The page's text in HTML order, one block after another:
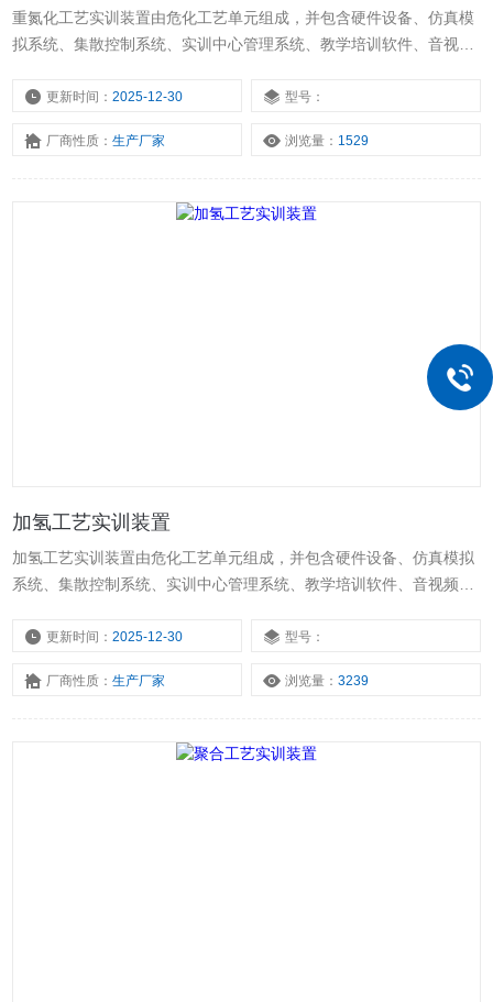
重氮化工艺实训装置由危化工艺单元组成，并包含硬件设备、仿真模
拟系统、集散控制系统、实训中心管理系统、教学培训软件、音视频
更新时间：2025-12-30 型号：
厂商性质：生产厂家 浏览量： 1529
加氢工艺实训装置
加氢工艺实训装置由危化工艺单元组成，并包含硬件设备、仿真模拟
系统、集散控制系统、实训中心管理系统、教学培训软件、音视频和
更新时间：2025-12-30 型号：
厂商性质：生产厂家 浏览量：3239